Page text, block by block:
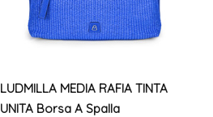
LUDMILLA MEDIA RAFIA TINTA
UNITA Borsa A Spalla